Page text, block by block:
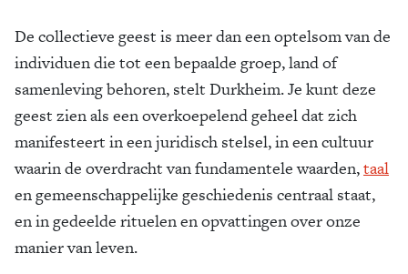
De collectieve geest is meer dan een optelsom van de
individuen die tot een bepaalde groep, land of
samenleving behoren, stelt Durkheim. Je kunt deze
geest zien als een overkoepelend geheel dat zich
manifesteert in een juridisch stelsel, in een cultuur
waarin de overdracht van fundamentele waarden,taal
en gemeenschappelijke geschiedenis centraal staat,
en in gedeelde rituelen en opvattingen over onze
manier van leven.